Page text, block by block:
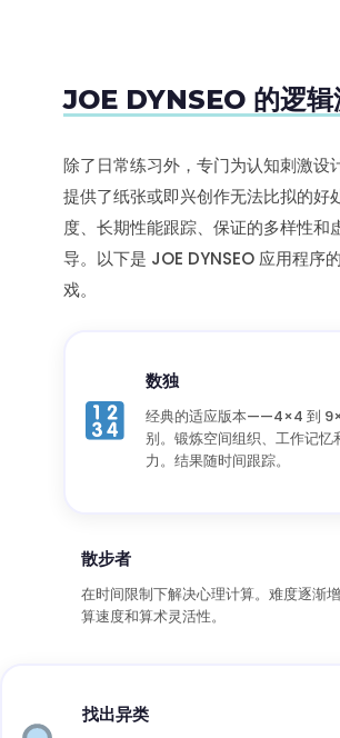
JOE DYNSEO 的逻辑
除了日常练习外，专门为认知刺激设
提供了纸张或即兴创作无法比拟的好
度、长期性能跟踪、保证的多样性和
导。以下是 JOE DYNSEO 应用程序
戏。
数独
经典的适应版本——4×4 到
别。锻炼空间组织、工作记忆
力。结果随时间跟踪。
散步者
在时间限制下解决心理计算。难度逐渐
算速度和算术灵活性。
找出异类